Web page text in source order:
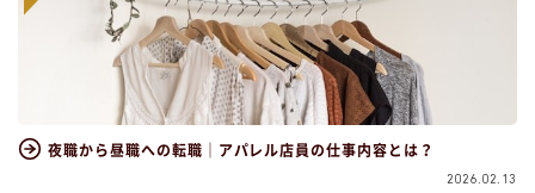
夜職から昼職への転職｜アパレル店員の仕事内容とは？
2026.02.13